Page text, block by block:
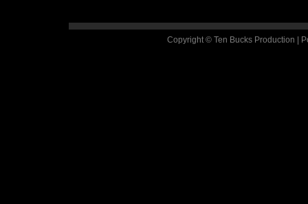
Copyright © Ten Bucks Production |